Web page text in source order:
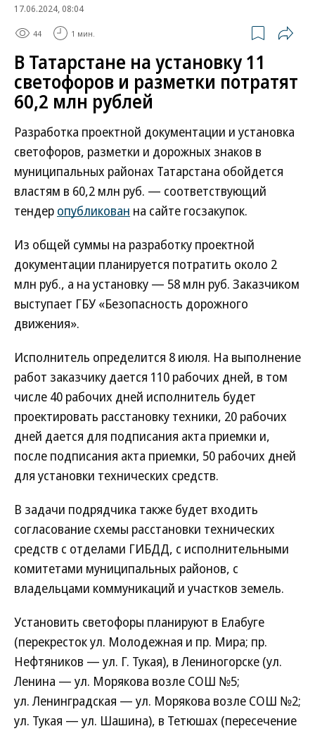
17.06.2024, 08:04
44 1 мин.
В Татарстане на установку 11
светофоров и разметки потратят
60,2 млн рублей
Разработка проектной документации и установка
светофоров, разметки и дорожных знаков в
муниципальных районах Татарстана обойдется
властям в 60,2 млн руб. — соответствующий
тендер опубликован на сайте госзакупок.
Из общей суммы на разработку проектной
документации планируется потратить около 2
млн руб., а на установку — 58 млн руб. Заказчиком
выступает ГБУ «Безопасность дорожного
движения».
Исполнитель определится 8 июля. На выполнение
работ заказчику дается 110 рабочих дней, в том
числе 40 рабочих дней исполнитель будет
проектировать расстановку техники, 20 рабочих
дней дается для подписания акта приемки и,
после подписания акта приемки, 50 рабочих дней
для установки технических средств.
В задачи подрядчика также будет входить
согласование схемы расстановки технических
средств с отделами ГИБДД, с исполнительными
комитетами муниципальных районов, с
владельцами коммуникаций и участков земель.
Установить светофоры планируют в Елабуге
(перекресток ул. Молодежная и пр. Мира; пр.
Нефтяников — ул. Г. Тукая), в Лениногорске (ул.
Ленина — ул. Морякова возле СОШ №5;
ул. Ленинградская — ул. Морякова возле СОШ №2;
ул. Тукая — ул. Шашина), в Тетюшах (пересечение